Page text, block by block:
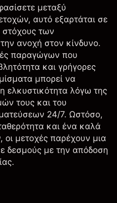
μεταξύ
αυτό εξαρτάται σε
των
ανοχή στον κίνδυνο.
παραγώγων που
και γρήγορες
μπορεί να
ελκυστικότητα λόγω της
τους και του
24/7. Ωστόσο,
και ένα καλά
οι μετοχές παρέχουν μια
δεσμούς με την απόδοση